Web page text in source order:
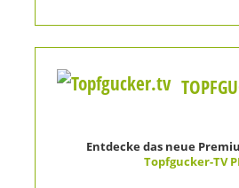
Entdecke das neue
Topfgucker-TV